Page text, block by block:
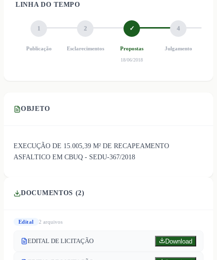
LINHA DO TEMPO
1
Publicação
2
Esclarecimentos
✓
Propostas
18/06/2018
4
Julgamento
OBJETO
EXECUÇÃO DE 15.005,39 M² DE RECAPEAMENTO
ASFALTICO EM CBUQ - SEDU-367/2018
DOCUMENTOS (2)
Edital 2 arquivos
EDITAL DE LICITAÇÃO Download